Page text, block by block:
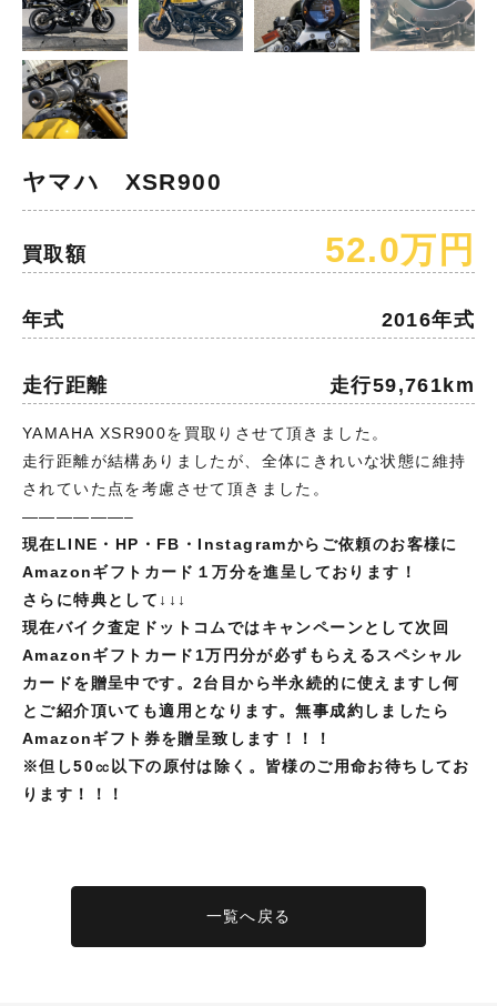
ヤマハ XSR900
買取額 52.0万円
年式 2016年式
走行距離 走行59,761km
YAMAHA XSR900を買取りさせて頂きました。
走行距離が結構ありましたが、全体にきれいな状態に維持
されていた点を考慮させて頂きました。
——————–
現在LINE・HP・FB・Instagramからご依頼のお客様に
Amazonギフトカード１万分を進呈しております！
さらに特典として↓↓↓
現在バイク査定ドットコムではキャンペーンとして次回
Amazonギフトカード1万円分が必ずもらえるスペシャル
カードを贈呈中です。2台目から半永続的に使えますし何
とご紹介頂いても適用となります。無事成約しましたら
Amazonギフト券を贈呈致します！！！
※但し50㏄以下の原付は除く。皆様のご用命お待ちしてお
ります！！！
一覧へ戻る